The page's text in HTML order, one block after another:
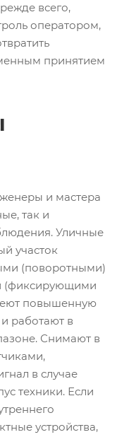
всего,
оператором,
принятием
и мастера
так и
Уличные
участок
(поворотными)
(фиксирующими
повышенную
работают в
Снимают в
в случае
техники. Если
устройства,